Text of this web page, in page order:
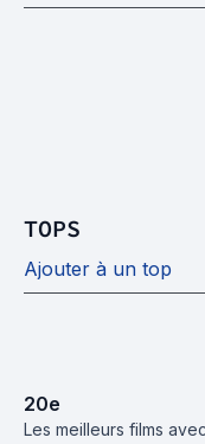
TOPS
Ajouter à un top
20e
Les meilleurs films